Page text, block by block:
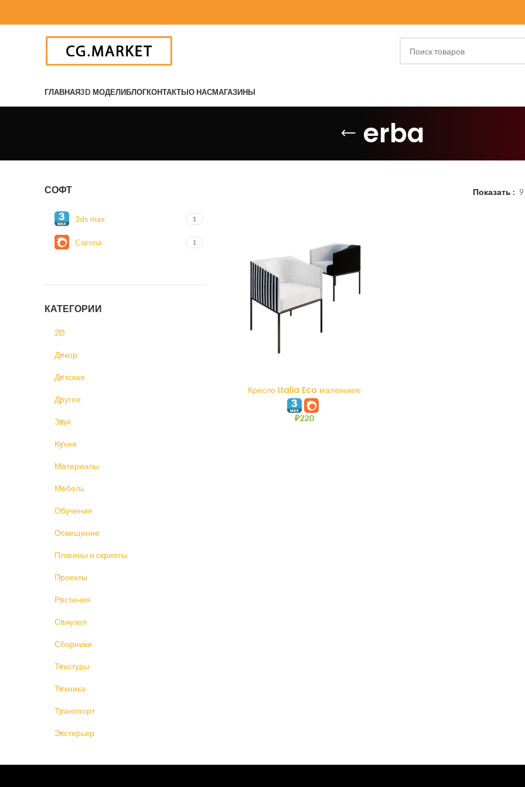
ГЛАВНАЯ3D МОДЕЛИБЛОГКОНТАКТЫО НАСМАГАЗИНЫ
erba
СОФТ
3ds max 1
Corona 1
КАТЕГОРИИ
2D
Декор
Детская
Другое
Звук
Кухня
Материалы
Мебель
Обучение
Освещение
Плагины и скрипты
Проекты
Растения
Санузел
Сборники
Текстуры
Техника
Транспорт
Экстерьер
Показать 9
В КОРЗИНУ
Кресло Italia Eco маленькое
₽220